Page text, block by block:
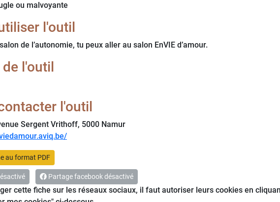
ou malvoyante
l'outil
de l’autonomie, tu peux aller au salon EnVIE d’amour.
l'outil
l'outil
Sergent Vrithoff, 5000 Namur
au format PDF
Partage facebook désactivé
cette fiche sur les réseaux sociaux, il faut autoriser leurs cookies en